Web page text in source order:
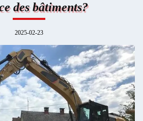
des bâtiments?
2025-02-23